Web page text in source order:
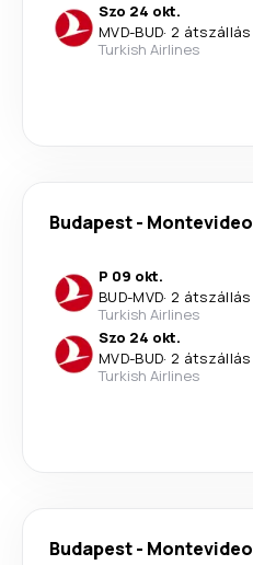
Szo 24 okt.
MVD-BUD· 2 átszállás
Turkish Airlines
Budapest- Montevideo
P 09 okt.
BUD-MVD· 2 átszállás
Turkish Airlines
Szo 24 okt.
MVD-BUD· 2 átszállás
Turkish Airlines
Budapest- Montevideo